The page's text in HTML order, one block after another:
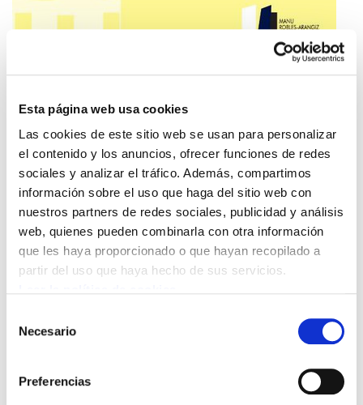
Esta página web usa cookies
Las cookies de este sitio web se usan para personalizar
el contenido y los anuncios, ofrecer funciones de redes
sociales y analizar el tráfico. Además, compartimos
información sobre el uso que haga del sitio web con
nuestros partners de redes sociales, publicidad y análisis
web, quienes pueden combinarla con otra información
que les haya proporcionado o que hayan recopilado a
partir del uso que haya hecho de sus servicios.
Necesario
Preferencias
valora los proyectos de presupuesto que han
presentado el Gobierno Vasco y el Gobierno de
Navarra para el 2012; un material útil para
aquellas personas que quieran ir mas allá de la
propaganda política.
El Gobierno Vasco y el Gobierno de Navarra han dado a
conocer sus respectivos proyectos de presupuestos
para el año 2012. La principal conclusión de ambos
proyectos es, sin duda, el descenso de su gasto público.
las ya producidas en 2011 y 2010.
la actual situación de crisis, ya que contribuirá a
agravarla, a aumentar el desempleo y la desprotección